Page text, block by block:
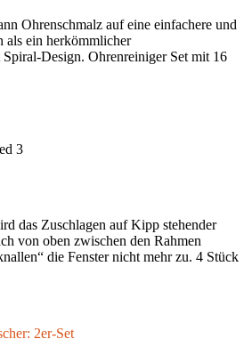
Ohrenschmalz auf eine einfachere und
als ein herkömmlicher
Design. Ohrenreiniger Set mit 16
3
das Zuschlagen auf Kipp stehender
von oben zwischen den Rahmen
die Fenster nicht mehr zu. 4 Stück